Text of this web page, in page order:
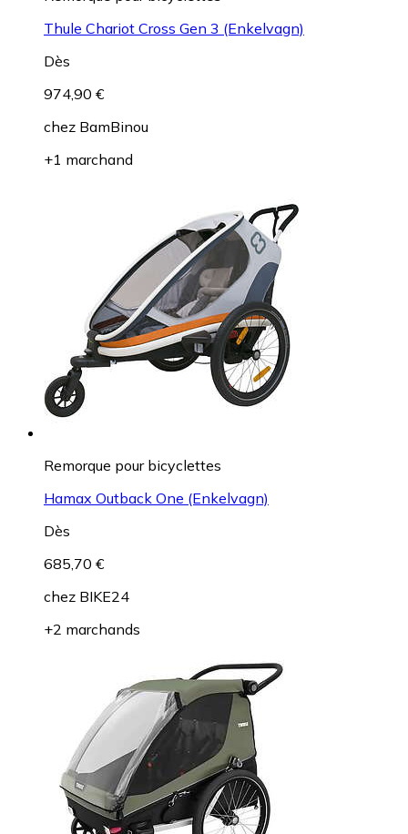
Thule Chariot Cross Gen 3 (Enkelvagn)
Dès
974,90 €
chez BamBinou
+1 marchand
Remorque pour bicyclettes
Hamax Outback One (Enkelvagn)
Dès
685,70 €
chez BIKE24
+2 marchands